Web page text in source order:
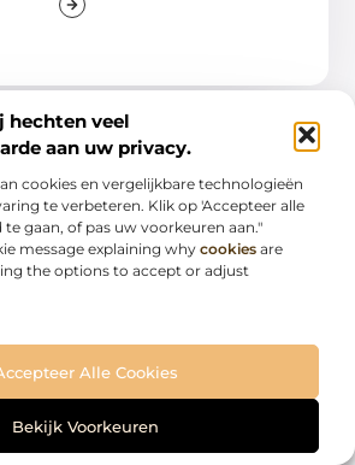
hechten veel
aan uw privacy.
cookies en vergelijkbare technologieën
te verbeteren. Klik op 'Accepteer alle
gaan, of pas uw voorkeuren aan."
message explaining why cookies are
the options to accept or adjust
Alle Cookies
Bekijk Voorkeuren
wat moet
is de sleutel tot een